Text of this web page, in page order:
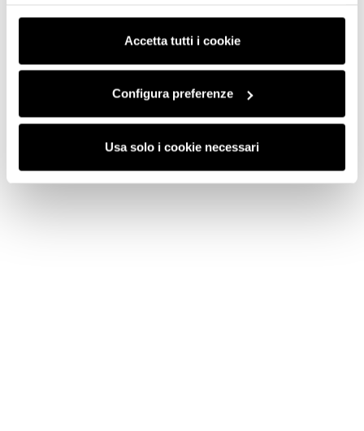
consenso cliccando su “Usa solo i cookie necessari” e
saranno attivati i soli cookie tecnici necessari al corretto
funzionamento del sito.
Accetta tutti i cookie
Configura preferenze
Usa solo i cookie necessari